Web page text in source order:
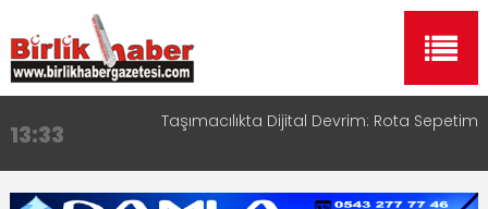
13:33 Taşımacılıkta Dijital Devrim: Rota Sepetim
17:15
Aksaray OSB Bölge Müdürü Makam Koltuğunu
Çocuklara Bıraktı